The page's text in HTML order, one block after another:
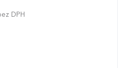
DPH